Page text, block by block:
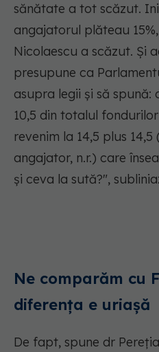
sănătate a tot scăzut.
angajatorul plăteau
Nicolaescu a scăzut. Și
presupune ca
asupra legii și să spună:
10,5 din totalul
revenim la 14,5 plus
angajator, n.r.) care
și ceva la sută?",
Ne comparăm cu
diferența e uriașă
De fapt, spune dr